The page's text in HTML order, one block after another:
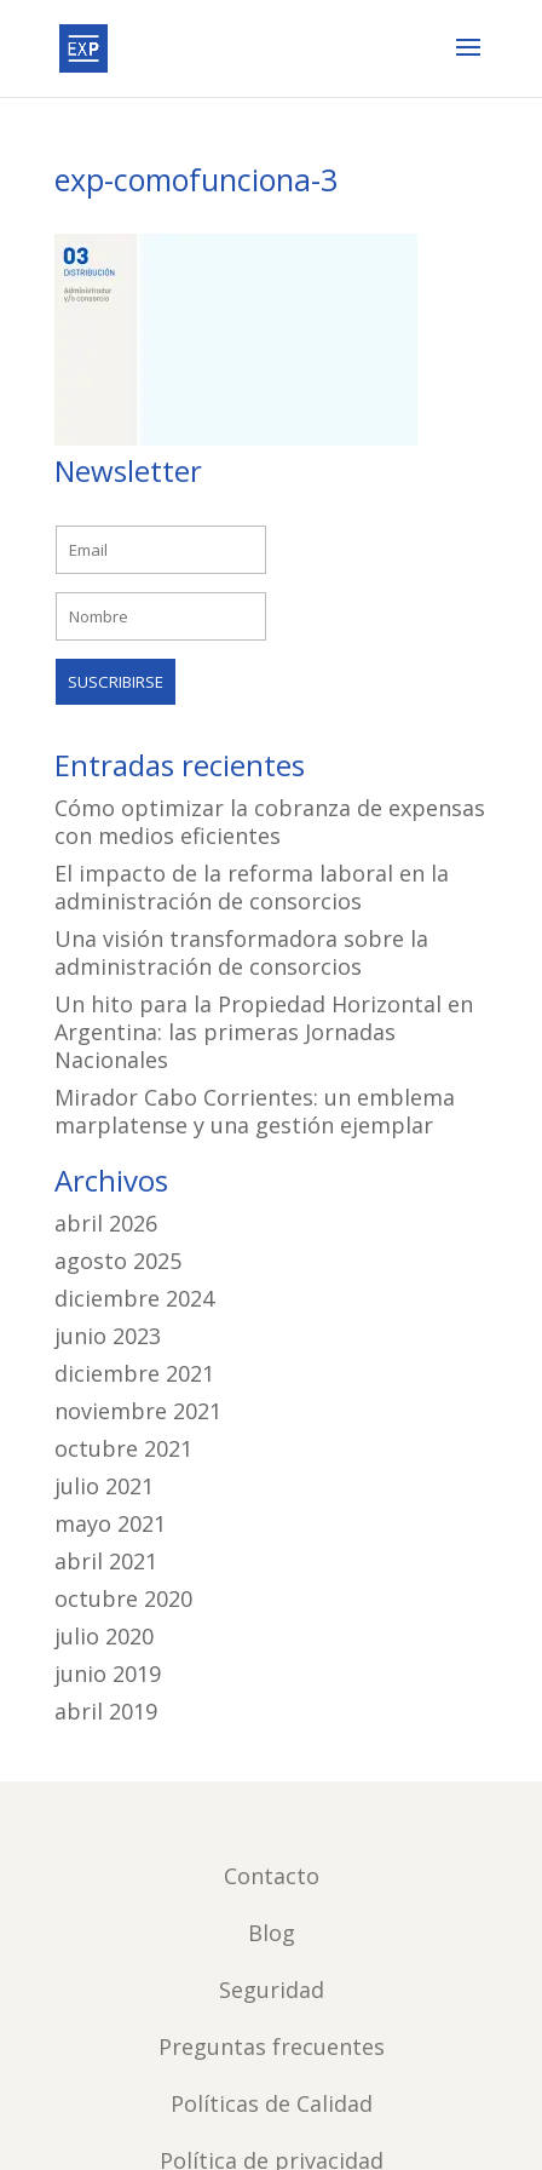
exp-comofunciona-3
Newsletter
Entradas recientes
Cómo optimizar la cobranza de expensas
con medios eficientes
El impacto de la reforma laboral en la
administración de consorcios
Una visión transformadora sobre la
administración de consorcios
Un hito para la Propiedad Horizontal en
Argentina: las primeras Jornadas
Nacionales
Mirador Cabo Corrientes: un emblema
marplatense y una gestión ejemplar
Archivos
abril 2026
agosto 2025
diciembre 2024
junio 2023
diciembre 2021
noviembre 2021
octubre 2021
julio 2021
mayo 2021
abril 2021
octubre 2020
julio 2020
junio 2019
abril 2019
Contacto
Blog
Seguridad
Preguntas frecuentes
Políticas de Calidad
Política de privacidad